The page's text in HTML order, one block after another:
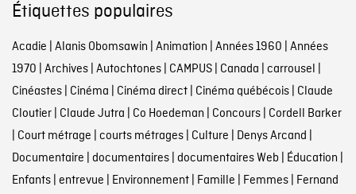
Étiquettes populaires
Acadie | Alanis Obomsawin | Animation | Années 1960 | Années
1970 | Archives| Autochtones| CAMPUS| Canada | carrousel |
Cinéastes| Cinéma | Cinéma direct| Cinéma québécois| Claude
Cloutier| Claude Jutra | Co Hoedeman | Concours| Cordell Barker
| Court métrage | courts métrages| Culture | Denys Arcand |
Documentaire | documentaires| documentaires Web | Éducation |
Enfants| entrevue | Environnement| Famille | Femmes| Fernand